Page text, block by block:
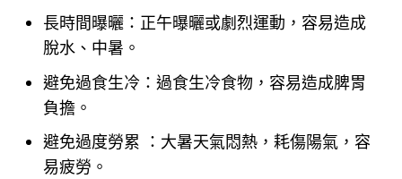
長時間曝曬：正午曝曬或劇烈運動，容易造成
脫水、中暑。
避免過食生冷：過食生冷食物，容易造成脾胃
負擔。
避免過度勞累 ：大暑天氣悶熱，耗傷陽氣，容
易疲勞。